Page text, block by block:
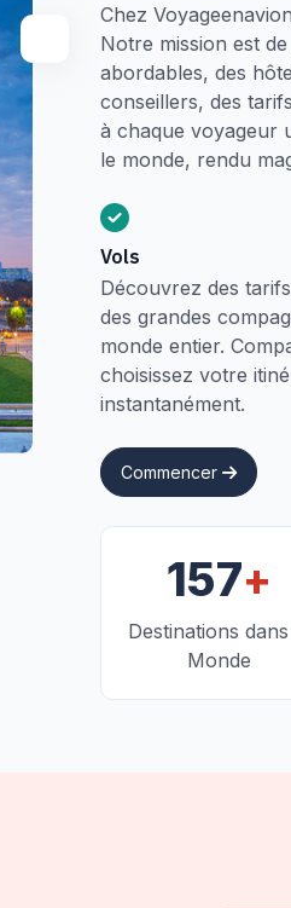
Chez
Notre mission est
abordables, des
conseillers, des
à chaque voyageur
le monde, rendu
Vols
Découvrez des
des grandes
monde entier.
choisissez votre
instantanément.
Commencer
157+
Destinations
Monde